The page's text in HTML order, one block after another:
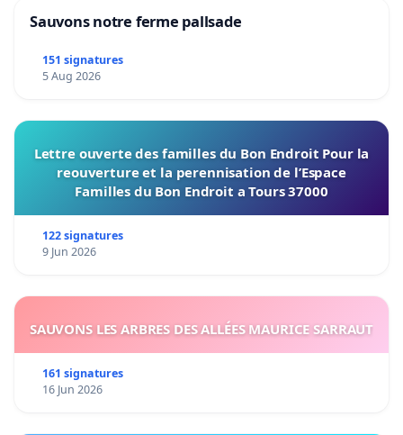
Sauvons notre ferme pallsade
151 signatures
5 Aug 2026
Lettre ouverte des familles du Bon Endroit Pour la
reouverture et la perennisation de l’Espace
Familles du Bon Endroit a Tours 37000
122 signatures
9 Jun 2026
SAUVONS LES ARBRES DES ALLÉES MAURICE SARRAUT
161 signatures
16 Jun 2026